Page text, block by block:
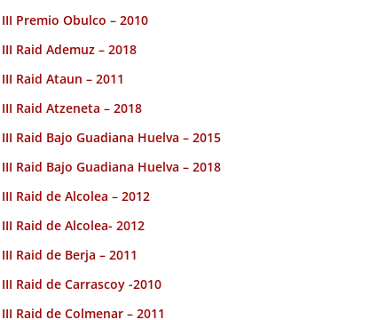
III Premio Obulco – 2010
III Raid Ademuz – 2018
III Raid Ataun – 2011
III Raid Atzeneta – 2018
III Raid Bajo Guadiana Huelva – 2015
III Raid Bajo Guadiana Huelva – 2018
III Raid de Alcolea – 2012
III Raid de Alcolea- 2012
III Raid de Berja – 2011
III Raid de Carrascoy -2010
III Raid de Colmenar – 2011